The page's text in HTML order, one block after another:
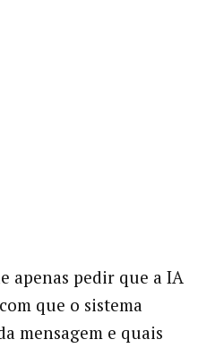
apenas pedir que a IA
que o sistema
mensagem e quais